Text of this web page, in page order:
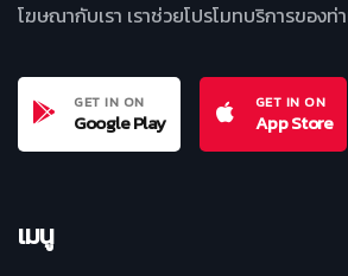
โฆษณากับเรา เราช่วยโปรโมทบริการของ
GET IN ON
Google Play
GET IN ON
App Store
เมนู